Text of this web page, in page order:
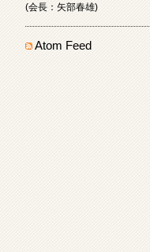
(会長：矢部春雄)
Atom Feed